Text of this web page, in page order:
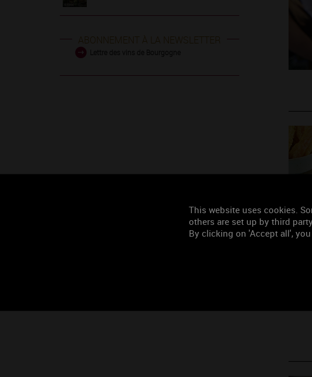
ABONNEMENT À LA NEWSLETTER
This website uses cookies.
others are set up by third
By clicking on 'Accept all',